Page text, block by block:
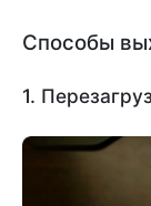
Способы
1.